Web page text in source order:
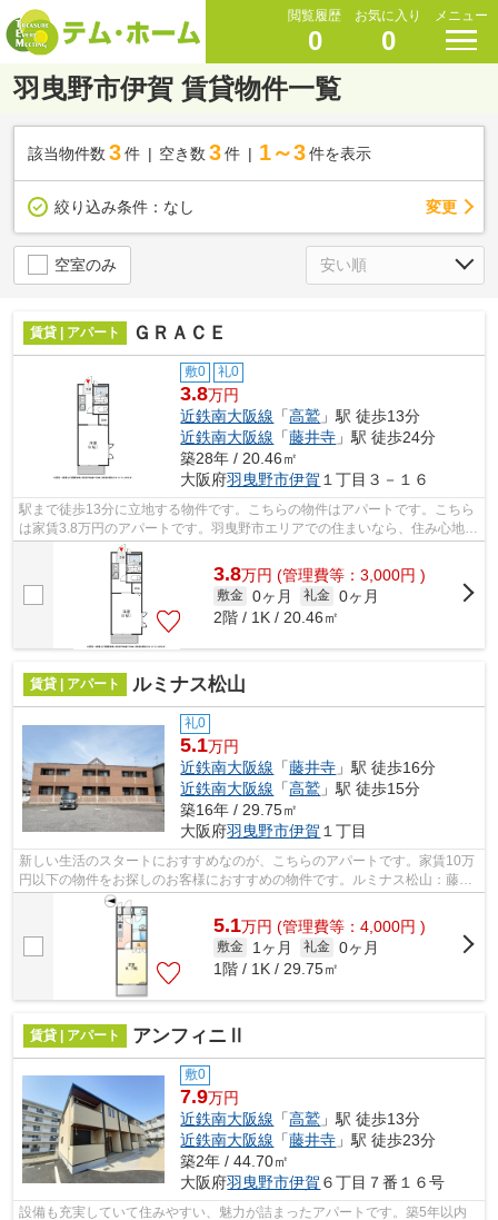
閲覧履歴
0
お気に入り
0
メニュー
羽曳野市伊賀 賃貸物件一覧
該当物件数 3件 空き数 3 件 1～3 件を表示
絞り込み条件： なし 変更
空室のみ
賃貸 | アパート ＧＲＡＣＥ
敷0 礼0
3.8万円
近鉄南大阪線 「高鷲 」駅 徒歩13分
近鉄南大阪線 「藤井寺 」駅 徒歩24分
築28年 / 20.46㎡
大阪府羽曳野市伊賀 １丁目３－１６
駅まで徒歩13分に立地する物件です。こちらの物件はアパートです。こちら
は家賃3.8万円のアパートです。羽曳野市エリアでの住まいなら、住み心地も
快適な「GRACE」はいかがでしょうか...
3.8万円 (管理費等：3,000円 )
敷金 0ヶ月 礼金 0ヶ月
2階 / 1K / 20.46㎡
賃貸 | アパート ルミナス松山
礼0
5.1万円
近鉄南大阪線 「藤井寺 」駅 徒歩16分
近鉄南大阪線 「高鷲 」駅 徒歩15分
築16年 / 29.75㎡
大阪府羽曳野市伊賀 １丁目
新しい生活のスタートにおすすめなのが、こちらのアパートです。家賃10万
円以下の物件をお探しのお客様におすすめの物件です。ルミナス松山：藤井
寺駅にも近くて便利。テム・ホームで...
5.1万円 (管理費等：4,000円 )
敷金 1ヶ月 礼金 0ヶ月
1階 / 1K / 29.75㎡
賃貸 | アパート アンフィニⅡ
敷0
7.9万円
近鉄南大阪線 「高鷲 」駅 徒歩13分
近鉄南大阪線 「藤井寺 」駅 徒歩23分
築2年 / 44.70㎡
大阪府羽曳野市伊賀 ６丁目７番１６号
設備も充実していて住みやすい、魅力が詰まったアパートです。築5年以内